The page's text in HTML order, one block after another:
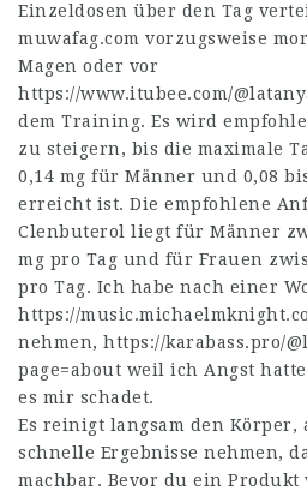
Einzeldosen über den Tag
muwafag.com vorzugsweise
Magen oder vor
https://www.itubee.com/
dem Training. Es wird
zu steigern, bis die maximale
0,14 mg für Männer und 0,08
erreicht ist. Die empfohlene
Clenbuterol liegt für Männer
mg pro Tag und für Frauen
pro Tag. Ich habe nach einer
https://
nehmen, https://karabass.pro/
page=about weil ich Angst
es mir schadet.
Es reinigt langsam den Körper,
schnelle Ergebnisse nehmen,
machbar. Bevor du ein